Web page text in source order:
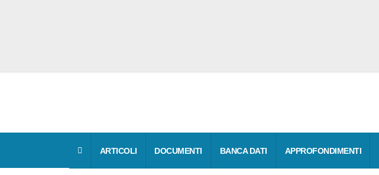
ARTICOLI DOCUMENTI BANCA DATI APPROFONDIMENTI